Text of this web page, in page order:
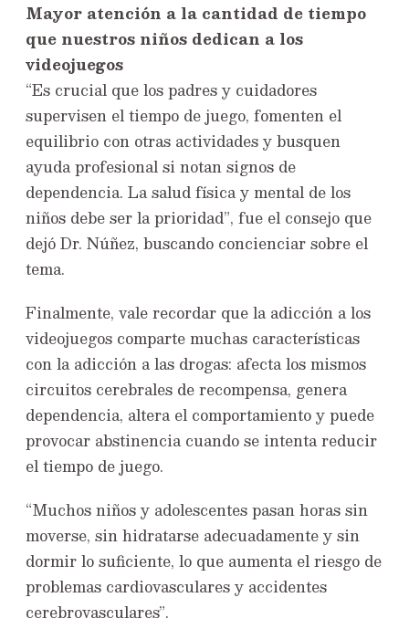
Mayor atención a la cantidad de tiempo
que nuestros niños dedican a los
videojuegos
“Es crucial que los padres y cuidadores
supervisen el tiempo de juego, fomenten el
equilibrio con otras actividades y busquen
ayuda profesional si notan signos de
dependencia. La salud física y mental de los
niños debe ser la prioridad”, fue el consejo que
dejó Dr. Núñez, buscando concienciar sobre el
tema.
Finalmente, vale recordar que la adicción a los
videojuegos comparte muchas características
con la adicción a las drogas: afecta los mismos
circuitos cerebrales de recompensa, genera
dependencia, altera el comportamiento y puede
provocar abstinencia cuando se intenta reducir
el tiempo de juego.
“Muchos niños y adolescentes pasan horas sin
moverse, sin hidratarse adecuadamente y sin
dormir lo suficiente, lo que aumenta el riesgo de
problemas cardiovasculares y accidentes
cerebrovasculares”.